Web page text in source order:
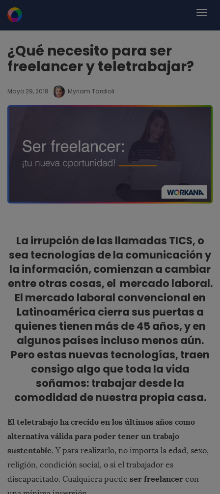
¿Qué necesito para ser
freelancer y teletrabajar?
Mayo 29, 2018 Myriam Tardioli
La irrupción de las llamadas TICS, o
sea tecnologías de la comunicación y
la información, comienzan a cambiar
entre otras cosas, el mercado laboral.
El mercado laboral convencional en
Latinoamérica cierra sus puertas a
quienes tienen más de 45 años, y en
algunos países incluso menos aún.
Pero estas nuevas tecnologías, traen
consigo algo que toda la vida
soñamos: trabajar desde la
comodidad de nuestra propia casa.
El teletrabajo ha crecido en los últimos años como
alternativa válida para poder tener un trabajo
sustentable. Y para realizarlo, no importa la edad, sexo,
religión, condición social, o si el trabajador es
discapacitado. Cualquiera puede ser freelancer con